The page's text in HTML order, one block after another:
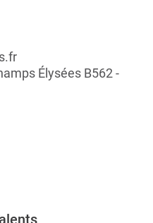
Élysées B562 -